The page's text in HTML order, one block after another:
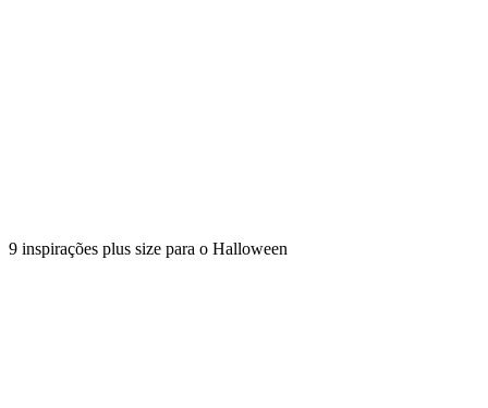
9 inspirações plus size para o Halloween